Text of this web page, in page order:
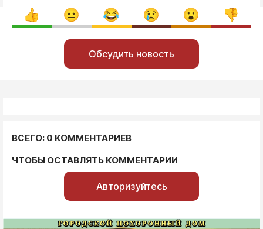
Обсудить новость
ВСЕГО: 0 КОММЕНТАРИЕВ
ЧТОБЫ ОСТАВЛЯТЬ КОММЕНТАРИИ
Авторизуйтесь